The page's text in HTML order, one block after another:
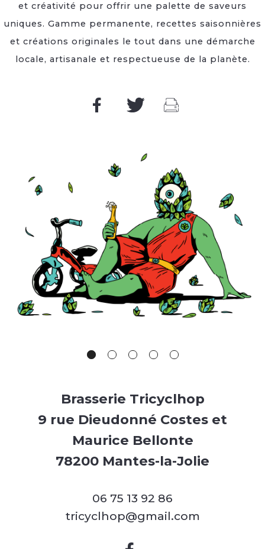
et créativité pour offrir une palette de saveurs
uniques. Gamme permanente, recettes saisonnières
et créations originales le tout dans une démarche
locale, artisanale et respectueuse de la planète.
Brasserie Tricyclhop
9 rue Dieudonné Costes et
Maurice Bellonte
78200 Mantes-la-Jolie
06 75 13 92 86
tricyclhop@gmail.com